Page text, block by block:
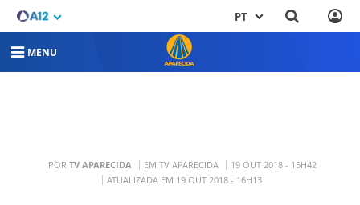
PT
MENU
POR TV APARECIDA EM TV APARECIDA
19 OUT 2018 - 15H42
ATUALIZADA EM 19 OUT 2018 - 16H13